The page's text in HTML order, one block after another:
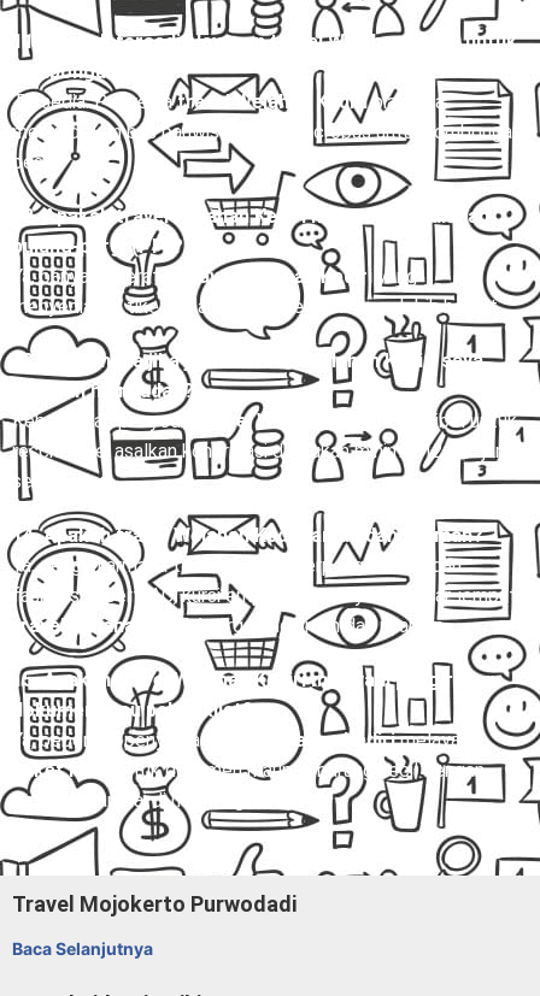
11. Apakah tersedia layanan travel Welahan Kediri untuk
rombongan besar?
Tersedia. Penyediatravel Welahan Kediribiasanya
menyediakan bus pariwisata atau microbus untuk rombongan
besar.
12. Apakah travel Welahan Kediri melayani perjalanan
pulang-pergi (PP)?
Ya, banyak operator
travel Welahan Kediri yang
menyediakan tiket pulang-pergi dengan harga lebih hemat.
13. Bagaimana jika jadwal travel Welahan Kediri saya
berubah mendadak?
Kebanyakan penyedia
travel Welahan Kediri
fleksibel untuk
reschedule, asalkan konfirmasi dilakukan minimal 12–24 jam
sebelumnya.
14. Apakah travel Welahan Kediri aman dan nyaman?
Ya, dengan armada terawat, sopir berpengalaman, dan
fasilitas seperti AC, kursi empuk, serta layanan antar-jemput,
travel Welahan Kediritergolong aman dan nyaman.
15. Apakah travel Welahan Kediri melayani pengiriman
dokumen atau paket kilat?
Ya, beberapa penyedia
travel Welahan Kedirimelayani
paket kilat
untuk dokumen maupun barang kecil dengan
estimasi sampai di hari yang sama.
Travel Mojokerto Purwodadi
Baca Selanjutnya